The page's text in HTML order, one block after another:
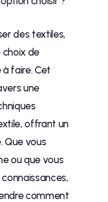
des textiles,
de
faire. Cet
une
offrant un
Que vous
ou que vous
comment